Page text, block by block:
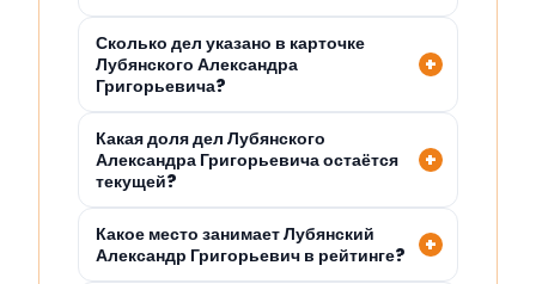
Сколько дел указано в карточке
Лубянского Александра
Григорьевича?
Какая доля дел Лубянского
Александра Григорьевича остаётся
текущей?
Какое место занимает Лубянский
Александр Григорьевич в рейтинге?